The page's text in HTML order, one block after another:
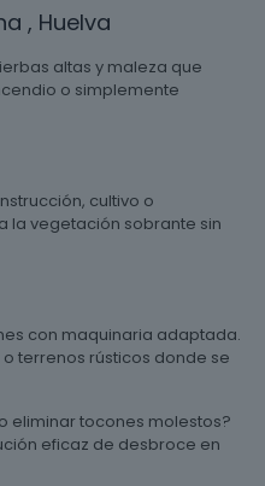
, Huelva
altas y maleza que
o simplemente
cultivo o
la vegetación sobrante sin
con maquinaria adaptada.
terrenos rústicos donde se
eliminar tocones molestos?
eficaz de desbroce en